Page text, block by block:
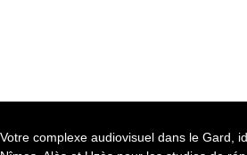
Votre complexe audiovisuel dans le Gard,